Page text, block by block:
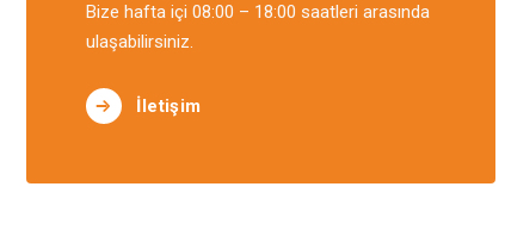
Bize hafta içi 08:00 – 18:00 saatleri arasında
ulaşabilirsiniz.
İletişim